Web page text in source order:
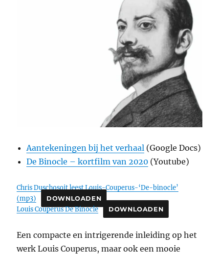
Aantekeningen bij het verhaal (Google Docs)
De Binocle – kortfilm van 2020 (Youtube)
Chris Duschosoit leest Louis-Couperus-‘De-binocle’
(mp3)
DOWNLOADEN
Louis Couperus De Binocle DOWNLOADEN
Een compacte en intrigerende inleiding op het
werk Louis Couperus, maar ook een mooie